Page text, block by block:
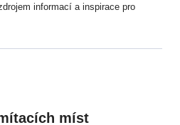
informací a inspirace pro
míst